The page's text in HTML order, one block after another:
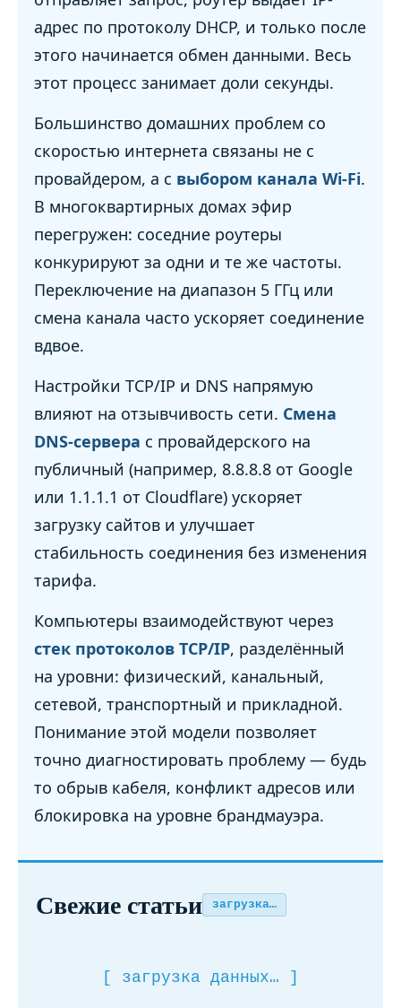
адрес по протоколу DHCP, и только после
этого начинается обмен данными. Весь
этот процесс занимает доли секунды.
Большинство домашних проблем со
скоростью интернета связаны не с
провайдером, а с выбором канала Wi-Fi.
В многоквартирных домах эфир
перегружен: соседние роутеры
конкурируют за одни и те же частоты.
Переключение на диапазон 5 ГГц или
смена канала часто ускоряет соединение
вдвое.
Настройки TCP/IP и DNS напрямую
влияют на отзывчивость сети. Смена
DNS-сервера с провайдерского на
публичный (например, 8.8.8.8 от Google
или 1.1.1.1 от Cloudflare) ускоряет
загрузку сайтов и улучшает
стабильность соединения без изменения
тарифа.
Компьютеры взаимодействуют через
стек протоколов TCP/IP, разделённый
на уровни: физический, канальный,
сетевой, транспортный и прикладной.
Понимание этой модели позволяет
точно диагностировать проблему — будь
то обрыв кабеля, конфликт адресов или
блокировка на уровне брандмауэра.
Свежие статьи загрузка…
[ загрузка данных… ]